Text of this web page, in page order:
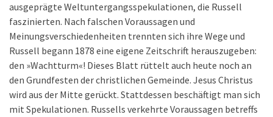
ausgeprägte Weltuntergangsspekulationen, die Russell
faszinierten. Nach falschen Voraussagen und
Meinungsverschiedenheiten trennten sich ihre Wege und
Russell begann 1878 eine eigene Zeitschrift herauszugeben:
den »Wachtturm«! Dieses Blatt rüttelt auch heute noch an
den Grundfesten der christlichen Gemeinde. Jesus Christus
wird aus der Mitte gerückt. Stattdessen beschäftigt man sich
mit Spekulationen. Russells verkehrte Voraussagen betreffs